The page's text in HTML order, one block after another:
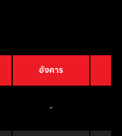
อังคาร
-